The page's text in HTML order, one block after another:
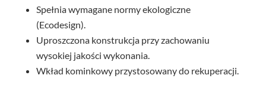
Spełnia wymagane normy ekologiczne
(Ecodesign).
Uproszczona konstrukcja przy zachowaniu
wysokiej jakości wykonania.
Wkład kominkowy przystosowany do rekuperacji.